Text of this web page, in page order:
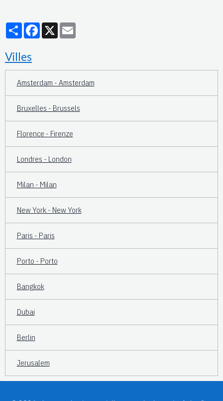
PartagerFacebook
X
Villes
Amsterdam - Amsterdam
Bruxelles - Brussels
Florence - Firenze
Londres - London
Milan - Milan
New York - New York
Paris - Paris
Porto - Porto
Bangkok
Dubai
Berlin
Jerusalem